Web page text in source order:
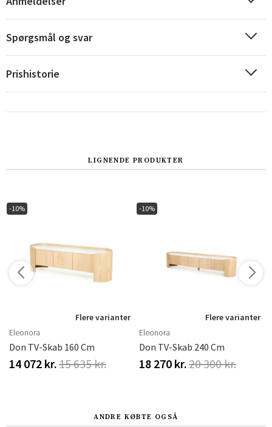
Suomi
Spørgsmål og svar
Prishistorie
LIGNENDE PRODUKTER
-10%
Flere varianter
Eleonora
Don TV-Skab 160 Cm
14 072 kr.15 635 kr.
-10%
Flere varianter
Eleonora
Don TV-Skab 240 Cm
18 270 kr.20 300 kr.
ANDRE KØBTE OGSÅ